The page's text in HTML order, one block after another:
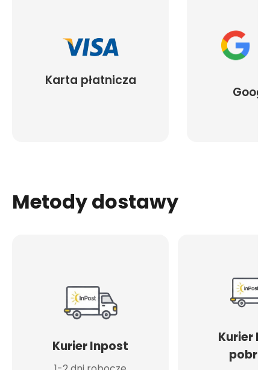
Karta płatnicza
Metody dostawy
Kurier Inpost
Kurier